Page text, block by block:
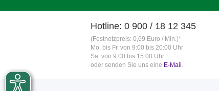
Hotline: 0 900 / 18 12 345
(Festnetzpreis: 0,69 Euro / Min.)*
Mo. bis Fr. von 9:00 bis 20:00 Uhr
Sa. von 9:00 bis 15:00 Uhr
oder senden Sie uns eine E-Mail .